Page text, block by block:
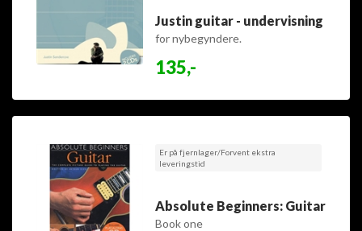
Justin guitar - undervisning
for nybegyndere.
135,-
Er på fjernlager/Forvent ekstra
leveringstid
Absolute Beginners: Guitar
Book one